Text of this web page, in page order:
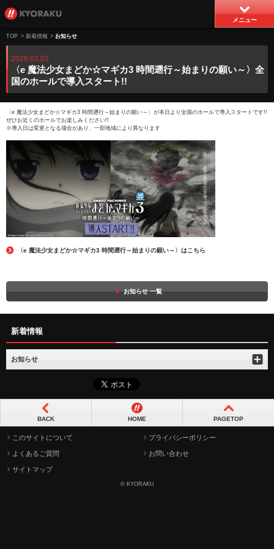
メニュー
TOP > 新着情報 > お知らせ
2026.03.02
〈e 魔法少女まどか☆マギカ3 時間遡行～始まりの願い～〉全
国のホールで導入スタート!!
〈e 魔法少女まどか☆マギカ3 時間遡行～始まりの願い～〉が本日より全国のホールで導入スタートです!!
ぜひお近くのホールでお楽しみください!!
※導入日は変更となる場合があり、一部地域により異なります
〈e 魔法少女まどか☆マギカ3 時間遡行～始まりの願い～〉はこちら
お知らせ 一覧
新着情報
お知らせ
BACK HOME PAGETOP
このサイトについて プライバシーポリシー
よくあるご質問 お問い合わせ
サイトマップ
© KYORAKU